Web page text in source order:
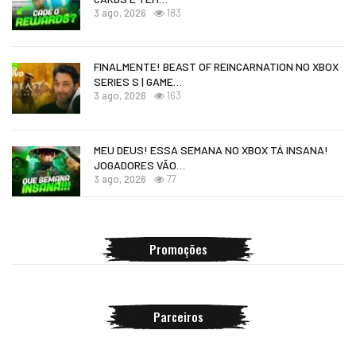
3 ago, 2026 183
FINALMENTE! BEAST OF REINCARNATION NO XBOX
SERIES S | GAME…
3 ago, 2026 163
MEU DEUS! ESSA SEMANA NO XBOX TÁ INSANA!
JOGADORES VÃO…
3 ago, 2026 77
Promoções
Parceiros